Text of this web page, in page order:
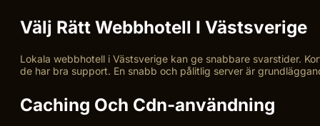
Välj Rätt Webbhotell I Västsverige
Lokala webbhotell i Västsverige kan ge snabbare svarstider.
de har bra support. En snabb och pålitlig server är
Caching Och Cdn-användning